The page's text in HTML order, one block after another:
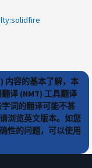
内容的基本了解，本
译 (NMT) 工具翻译
词的翻译可能不甚
浏览英文版本。如您
性的问题，可以使用